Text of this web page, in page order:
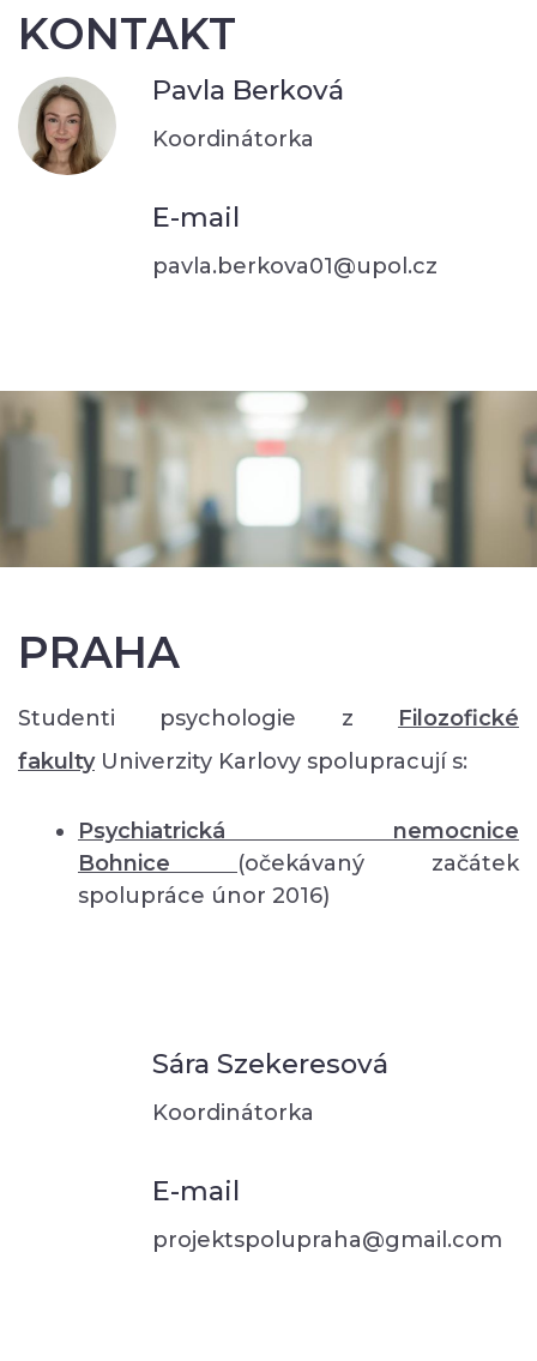
KONTAKT
Pavla Berková
Koordinátorka
E-mail
pavla.berkova01@upol.cz
PRAHA
Studenti psychologie z Filozofické
fakulty Univerzity Karlovy spolupracují s:
Psychiatrická nemocnice
Bohnice (očekávaný začátek
spolupráce únor 2016)
Sára Szekeresová
Koordinátorka
E-mail
projektspolupraha@gmail.com